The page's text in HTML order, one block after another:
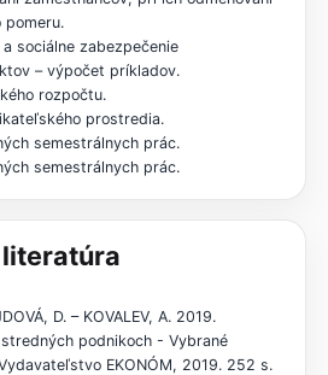
pomeru.
sociálne zabezpečenie
– výpočet príkladov.
rozpočtu.
prostredia.
semestrálnych prác.
semestrálnych prác.
D. – KOVALEV, A. 2019.
podnikoch - Vybrané
EKONÓM, 2019. 252 s.